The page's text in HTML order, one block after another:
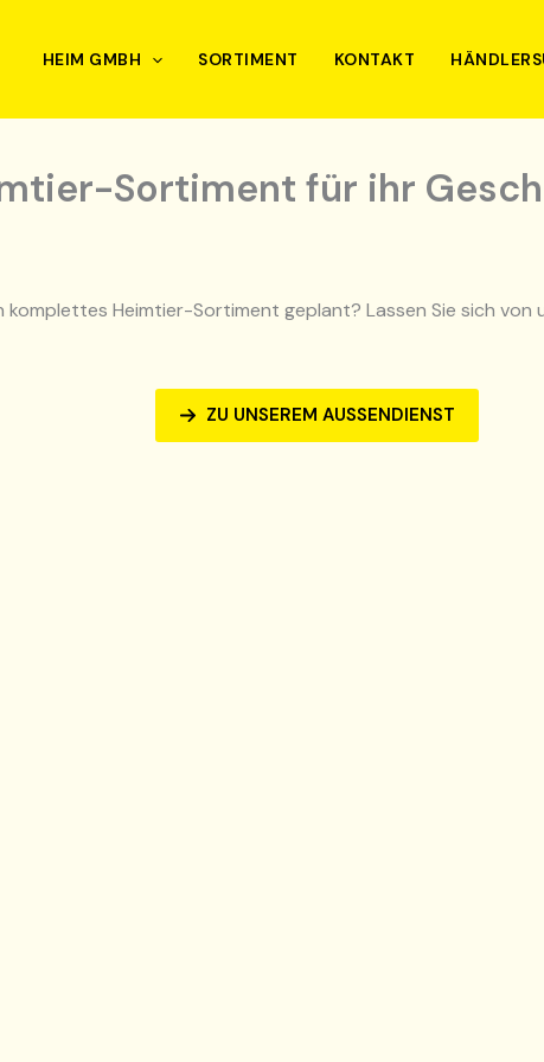
HEIM GMBH SORTIMENT KONTAKT
Sortiment für ihr
komplettes Heimtier-Sortiment geplant? Lassen Sie sich
ZU UNSEREM AUSSENDIENST